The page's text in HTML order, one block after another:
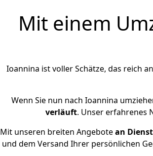
Mit einem
Ioannina ist voller Schätze, das reich
Wenn Sie nun nach Ioannina
verläuft. Unser erfahrenes
Mit unseren breiten Angebotean
und dem Versand Ihrer persönlichen